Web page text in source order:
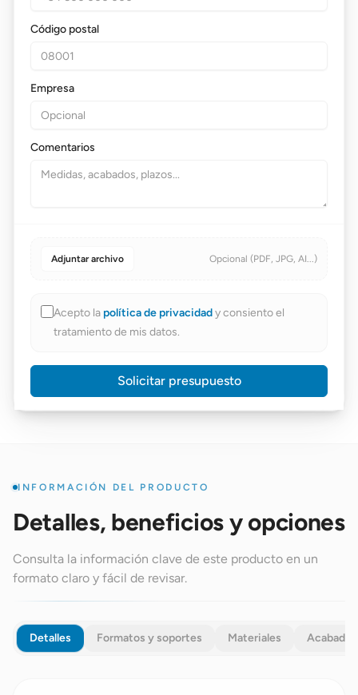
Código postal
Empresa
Comentarios
Adjuntar archivo Opcional (PDF, JPG, AI...)
Acepto la política de privacidady consiento el
tratamiento de mis datos.
Solicitar presupuesto
INFORMACIÓN DEL PRODUCTO
Detalles, beneficios y opciones
Consulta la información clave de este producto en un
formato claro y fácil de revisar.
Detalles Formatos y soportes Materiales Acabados